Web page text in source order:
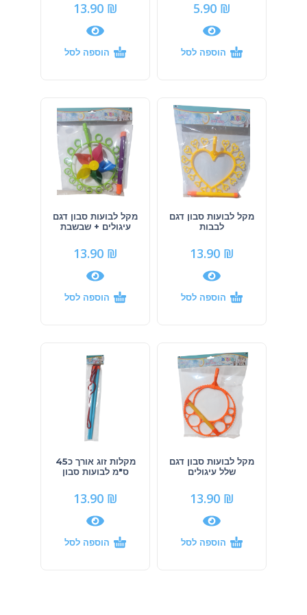
5.90 ₪
הוספה לסל
13.90 ₪
הוספה לסל
מקל לבועות סבון דגם
לבבות
13.90 ₪
הוספה לסל
מקל לבועות סבון דגם
עיגולים + שבשבת
13.90 ₪
הוספה לסל
מקל לבועות סבון דגם
שלל עיגולים
13.90 ₪
הוספה לסל
מקלות זוג אורך כ45
ס"מ לבועות סבון
13.90 ₪
הוספה לסל